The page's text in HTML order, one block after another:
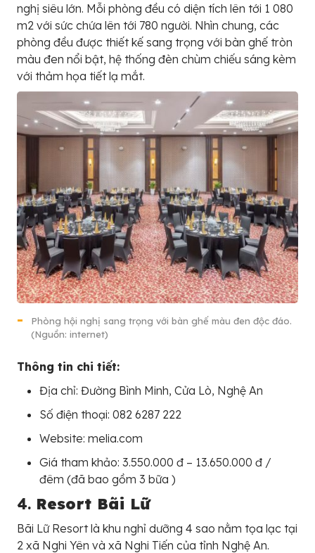
nghị siêu lớn. Mỗi phòng đều có diện tích lên tới 1 080
m2 với sức chứa lên tới 780 người. Nhìn chung, các
phòng đều được thiết kế sang trọng với bàn ghế tròn
màu đen nổi bật, hệ thống đèn chùm chiếu sáng kèm
với thảm họa tiết lạ mắt.
Phòng hội nghị sang trọng với bàn ghế màu đen độc đáo.
(Nguồn: internet)
Thông tin chi tiết:
Địa chỉ: Đường Bình Minh, Cửa Lò, Nghệ An
Số điện thoại: 082 6287 222
Website: melia.com
Giá tham khảo: 3.550.000 đ – 13.650.000 đ /
đêm (đã bao gồm 3 bữa )
4. Resort Bãi Lữ
Bãi Lữ Resort là khu nghỉ dưỡng 4 sao nằm tọa lạc tại
2 xã Nghi Yên và xã Nghi Tiến của tỉnh Nghệ An.